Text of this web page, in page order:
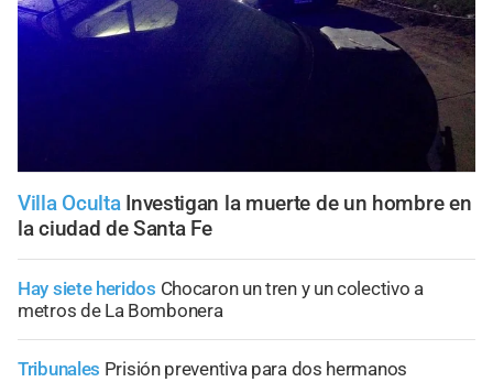
Villa Oculta Investigan la muerte de un hombre en
la ciudad de Santa Fe
Hay siete heridos Chocaron un tren y un colectivo a
metros de La Bombonera
Tribunales Prisión preventiva para dos hermanos